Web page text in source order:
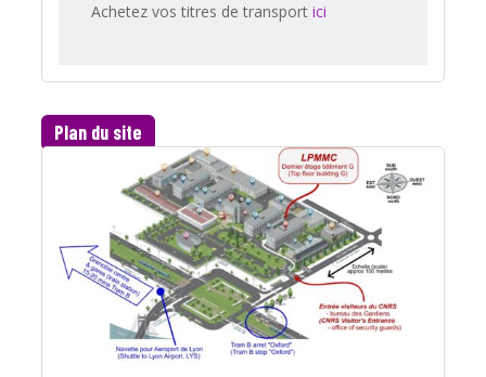
Achetez vos titres de transportici
Plan du site